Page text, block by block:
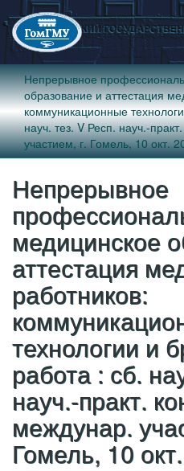
Непрерывное
образование и аттестация
коммуникационные
науч. тез. V Респ. науч.-
участием, г. Гомель, 10 окт.
Непрерывное
медицинское
аттестация
работников:
технологии и
работа : сб.
науч.-практ.
междунар.
Гомель, 10